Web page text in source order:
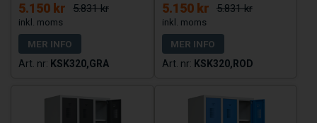
5.150 kr 5.831 kr
MER INFO
KSK320,GRA
5.150 kr 5.831 kr
MER INFO
KSK320,ROD